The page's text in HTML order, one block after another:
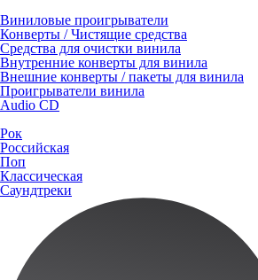
Виниловые проигрыватели
Конверты / Чистящие средства
Средства для очистки винила
Внутренние конверты для винила
Внешние конверты / пакеты для винила
Проигрыватели винила
Audio CD
Рок
Российская
Поп
Классическая
Саундтреки